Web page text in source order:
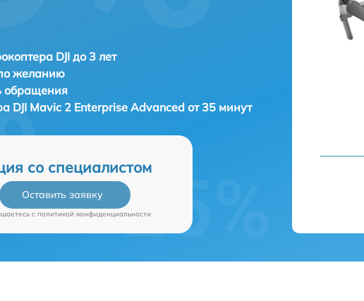
DJI до 3 лет
желанию
обращения
DJI Mavic 2 Enterprise Advanced от 35 минут
со специалистом
Оставить заявку
c политикой конфиденциальности